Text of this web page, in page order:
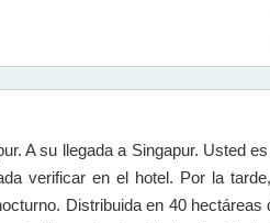
A su llegada a Singapur. Usted
verificar en el hotel. Por la
Distribuida en 40 hectáreas